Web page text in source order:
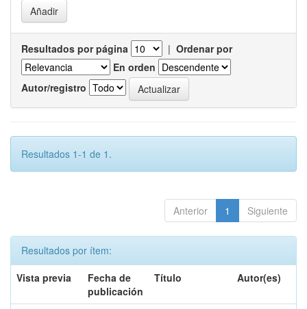
Resultados por página | Ordenar por
En orden
Autor/registro
Resultados 1-1 de 1.
Anterior 1 Siguiente
Resultados por ítem:
Vista previa
Fecha de
publicación
Título Autor(es)